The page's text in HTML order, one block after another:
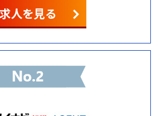
求人を見る